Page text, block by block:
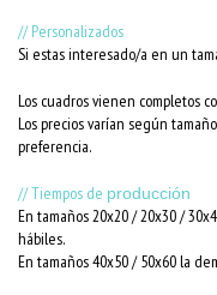
// Personalizados
Si estas interesado/a en un
Los cuadros vienen completos
Los precios varían según
preferencia.
// Tiempos de producción
En tamaños 20x20 / 20x30 /
hábiles.
En tamaños 40x50 / 50x60 la